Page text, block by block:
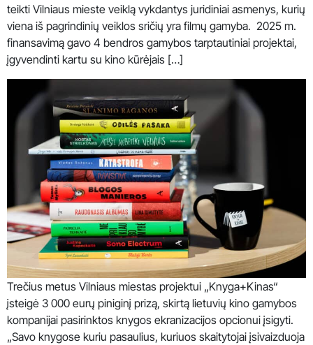
teikti Vilniaus mieste veiklą vykdantys juridiniai asmenys, kurių
viena iš pagrindinių veiklos sričių yra filmų gamyba. 2025 m.
finansavimą gavo 4 bendros gamybos tarptautiniai projektai,
įgyvendinti kartu su kino kūrėjais […]
Trečius metus Vilniaus miestas projektui „Knyga+Kinas“
įsteigė 3 000 eurų piniginį prizą, skirtą lietuvių kino gamybos
kompanijai pasirinktos knygos ekranizacijos opcionui įsigyti.
„Savo knygose kuriu pasaulius, kuriuos skaitytojai įsivaizduoja